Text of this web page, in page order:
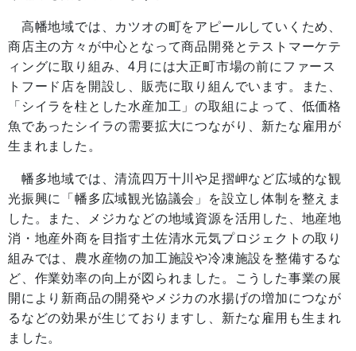
高幡地域では、カツオの町をアピールしていくため、
商店主の方々が中心となって商品開発とテストマーケテ
ィングに取り組み、4月には大正町市場の前にファース
トフード店を開設し、販売に取り組んでいます。また、
「シイラを柱とした水産加工」の取組によって、低価格
魚であったシイラの需要拡大につながり、新たな雇用が
生まれました。
幡多地域では、清流四万十川や足摺岬など広域的な観
光振興に「幡多広域観光協議会」を設立し体制を整えま
した。また、メジカなどの地域資源を活用した、地産地
消・地産外商を目指す土佐清水元気プロジェクトの取り
組みでは、農水産物の加工施設や冷凍施設を整備するな
ど、作業効率の向上が図られました。こうした事業の展
開により新商品の開発やメジカの水揚げの増加につなが
るなどの効果が生じておりますし、新たな雇用も生まれ
ました。